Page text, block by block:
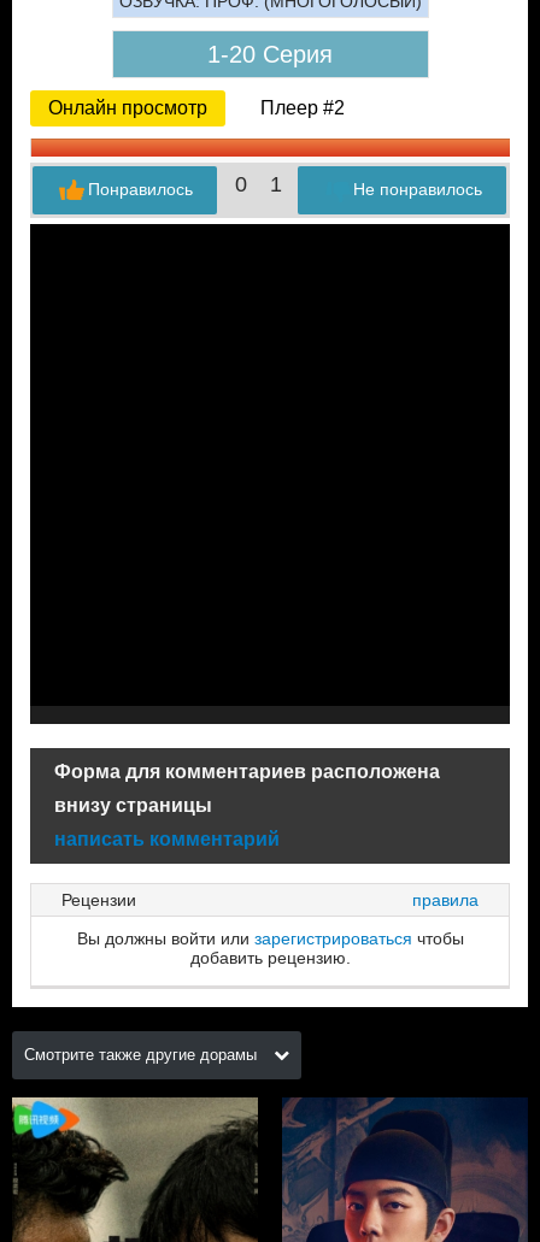
1-20 Серия
Онлайн просмотр Плеер #2
0 1 Не понравилось
Понравилось
Форма для комментариев расположена
внизу страницы
написать комментарий
Рецензии
правила
Вы должны войти или зарегистрироваться чтобы
добавить рецензию.
Смотрите также другие дорамы